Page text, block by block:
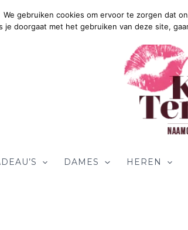
DAMES HEREN
We gebruiken cookies om ervoor te zorgen dat
je doorgaat met het gebruiken van deze site,